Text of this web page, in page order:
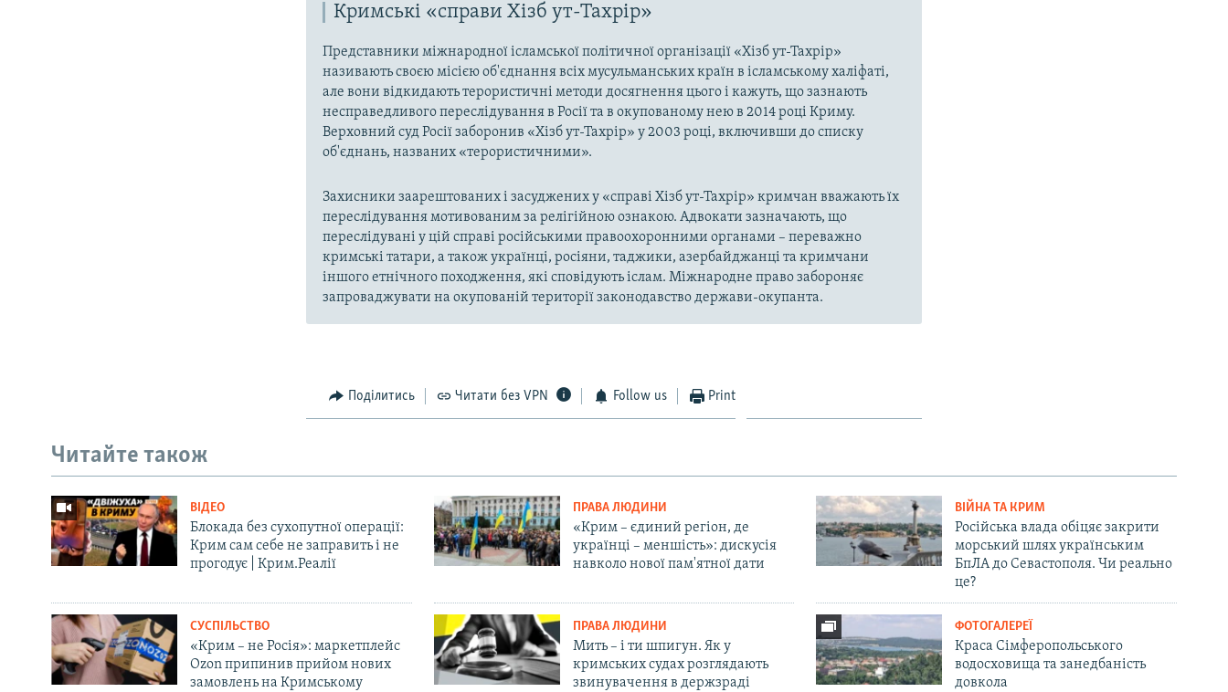
Кримські «справи Хізб ут-Тахрір»
Представники міжнародної ісламської політичної організації «Хізб ут-Тахрір»
називають своєю місією об'єднання всіх мусульманських країн в ісламському халіфаті,
але вони відкидають терористичні методи досягнення цього і кажуть, що зазнають
несправедливого переслідування в Росії та в окупованому нею в 2014 році Криму.
Верховний суд Росії заборонив «Хізб ут-Тахрір» у 2003 році, включивши до списку
об'єднань, названих «терористичними».
Захисники заарештованих і засуджених у «справі Хізб ут-Тахрір» кримчан вважають їх
переслідування мотивованим за релігійною ознакою. Адвокати зазначають, що
переслідувані у цій справі російськими правоохоронними органами – переважно
кримські татари, а також українці, росіяни, таджики, азербайджанці та кримчани
іншого етнічного походження, які сповідують іслам. Міжнародне право забороняє
запроваджувати на окупованій території законодавство держави-окупанта.
Поділитись Читати без VPN Follow us Print
Читайте також
ВІДЕО
Блокада без сухопутної операції:
Крим сам себе не заправить і не
прогодує | Крим.Реалії
ПРАВА ЛЮДИНИ
«Крим – єдиний регіон, де
українці – меншість»: дискусія
навколо нової пам'ятної дати
ВІЙНА ТА КРИМ
Російська влада обіцяє закрити
морський шлях українським
БпЛА до Севастополя. Чи реально
це?
СУСПІЛЬСТВО
«Крим – не Росія»: маркетплейс
Ozon припинив прийом нових
замовлень на Кримському
ПРАВА ЛЮДИНИ
Мить – і ти шпигун. Як у
кримських судах розглядають
звинувачення в держзраді
ФОТОГАЛЕРЕЇ
Краса Сімферопольського
водосховища та занедбаність
довкола